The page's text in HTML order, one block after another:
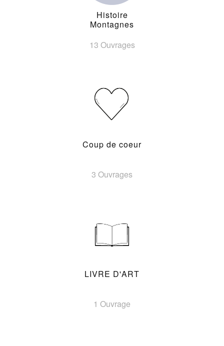
Histoire
Montagnes
13 Ouvrages
Coup de coeur
3 Ouvrages
LIVRE D'ART
1 Ouvrage